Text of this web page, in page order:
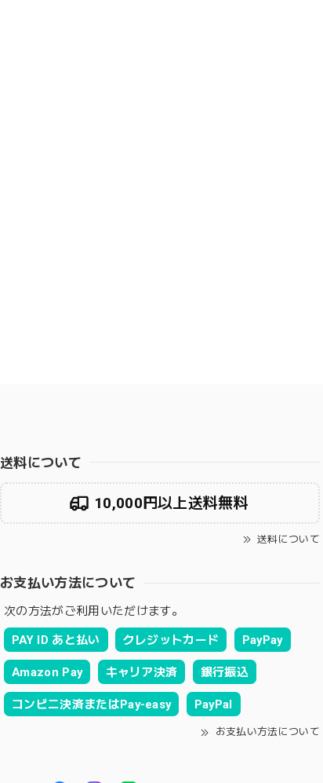
送料について
10,000円以上送料無料
送料について
お支払い方法について
次の方法がご利用いただけます。
PAY ID あと払い クレジットカード PayPay
Amazon Pay キャリア決済 銀行振込
コンビニ決済またはPay-easy PayPal
お支払い方法について